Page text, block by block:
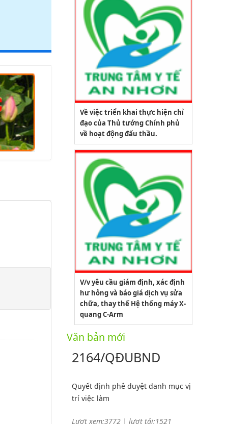
Về việc triển khai thực hiện chỉ
đạo của Thủ tướng Chính phủ
về hoạt động đấu thầu.
V/v yêu cầu giám định, xác định
hư hỏng và báo giá dịch vụ sửa
chữa, thay thế Hệ thống máy X-
quang C-Arm
Văn bản mới
2164/QĐUBND
Quyết định phê duyệt danh mục vị
trí việc làm
Lượt xem:3772 | lượt tải:1521